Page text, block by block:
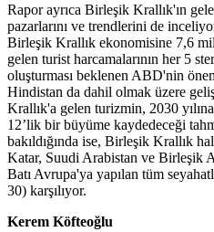
Rapor ayrıca Birleşik Krallık'ın
pazarlarını ve trendlerini de
Birleşik Krallık ekonomisine 7,6
gelen turist harcamalarının her 5
oluşturması beklenen ABD'nin
Hindistan da dahil olmak üzere
Krallık'a gelen turizmin, 2030
12’lik bir büyüme kaydedeceği
bakıldığında ise, Birleşik Krallık
Katar, Suudi Arabistan ve Birleşik
Batı Avrupa'ya yapılan tüm
30) karşılıyor.
Kerem Köfteoğlu